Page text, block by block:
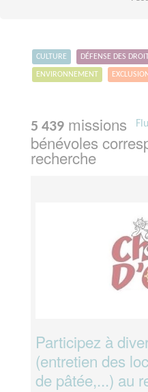
CULTURE DÉFENSE DES
ENVIRONNEMENT
5 439 missions
bénévoles
recherche
Participez à
(entretien des
de pâtée,...) au